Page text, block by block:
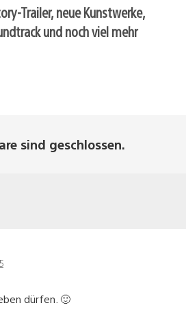
Trailer, neue Kunstwerke,
und noch viel mehr
sind geschlossen.
dürfen. 🙂